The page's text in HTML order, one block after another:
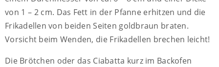
von 1 – 2 cm. Das Fett in der Pfanne erhitzen und die
Frikadellen von beiden Seiten goldbraun braten.
Vorsicht beim Wenden, die Frikadellen brechen leicht!
Die Brötchen oder das Ciabatta kurz im Backofen